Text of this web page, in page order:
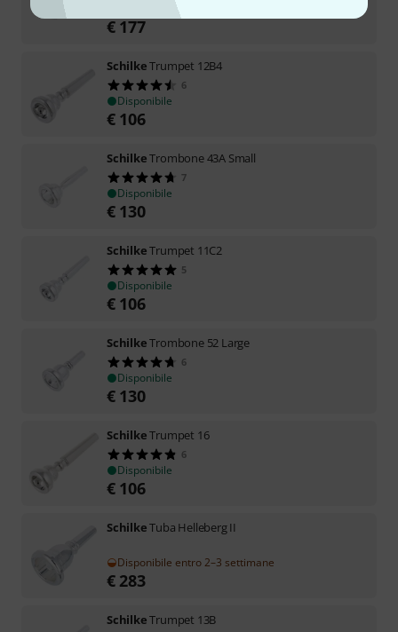
€ 177
SchilkeTrumpet 12B4
6
Disponibile
€ 106
SchilkeTrombone 43A Small
7
Disponibile
€ 130
SchilkeTrumpet 11C2
5
Disponibile
€ 106
SchilkeTrombone 52 Large
6
Disponibile
€ 130
SchilkeTrumpet 16
6
Disponibile
€ 106
SchilkeTuba Helleberg II
Disponibile entro 2–3 settimane
€ 283
SchilkeTrumpet 13B